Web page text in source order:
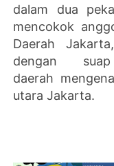
dalam dua
mencokok
Daerah
dengan
daerah
utara Jakarta.